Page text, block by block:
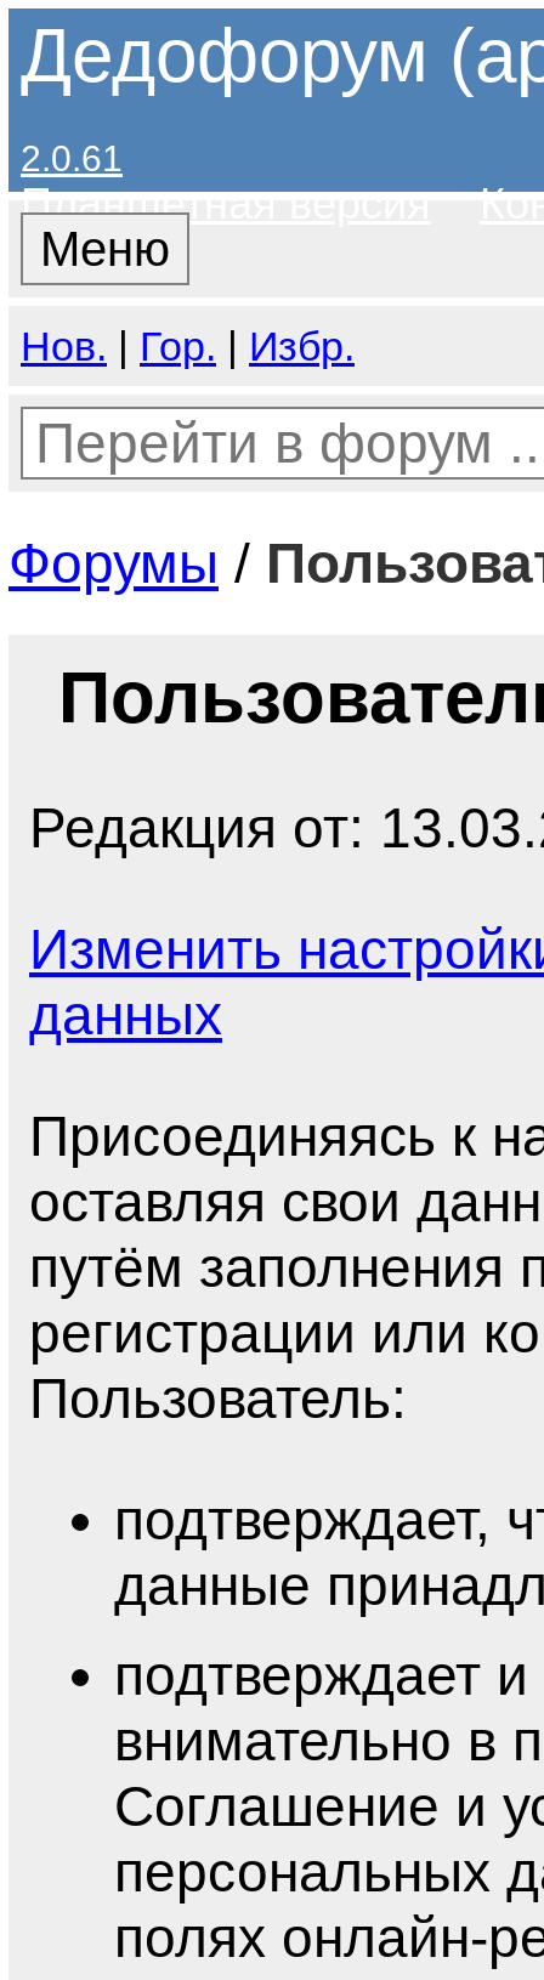
Дедофорум
2.0.61
Планшетная версия
Меню
Нов. | Гор. | Избр.
Форумы /
Редакция от:
Изменить
данных
Присоединяясь к
оставляя свои
путём заполнения
регистрации или
Пользователь:
подтверждает,
данные
подтверждает
внимательно в
Соглашение и
персональных
полях онлайн-